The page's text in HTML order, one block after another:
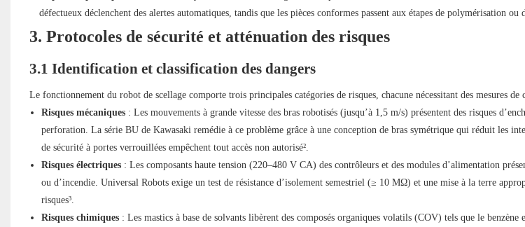
défectueux déclenchent des alertes automatiques, tandis que les pièces conformes passent aux étapes de polymérisation ou
3. Protocoles de sécurité et atténuation des risques
3.1 Identification et classification des dangers
Le fonctionnement du robot de scellage comporte trois principales catégories de risques, chacune nécessitant des mesures de
Risques mécaniques: Les mouvements à grande vitesse des bras robotisés (jusqu’à 1,5 m/s) présentent des risques
perforation. La série BU de Kawasaki remédie à ce problème grâce à une conception de bras symétrique qui réduit les
de sécurité à portes verrouillées empêchent tout accès non autorisé².
Risques électriques: Les composants haute tension (220–480 V CA) des contrôleurs et des modules d’alimentation
ou d’incendie. Universal Robots exige un test de résistance d’isolement semestriel (≥ 10 MΩ) et une mise à la terre
risques³.
Risques chimiques: Les mastics à base de solvants libèrent des composés organiques volatils (COV) tels que le benzène